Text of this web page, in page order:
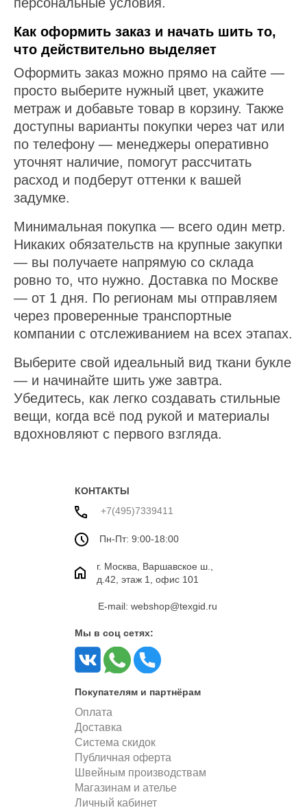
Как оформить заказ и начать шить то,
что действительно выделяет
Оформить заказ можно прямо на сайте —
просто выберите нужный цвет, укажите
метраж и добавьте товар в корзину. Также
доступны варианты покупки через чат или
по телефону — менеджеры оперативно
уточнят наличие, помогут рассчитать
расход и подберут оттенки к вашей
задумке.
Минимальная покупка — всего один метр.
Никаких обязательств на крупные закупки
— вы получаете напрямую со склада
ровно то, что нужно. Доставка по Москве
— от 1 дня. По регионам мы отправляем
через проверенные транспортные
компании с отслеживанием на всех этапах.
Выберите свой идеальный вид ткани букле
— и начинайте шить уже завтра.
Убедитесь, как легко создавать стильные
вещи, когда всё под рукой и материалы
вдохновляют с первого взгляда.
КОНТАКТЫ
+7(495)7339411
Пн-Пт: 9:00-18:00
г. Москва, Варшавское ш.,
д.42, этаж 1, офис 101
E-mail: webshop@texgid.ru
Мы в соц сетях:
Покупателям и партнёрам
Оплата
Доставка
Система скидок
Публичная оферта
Швейным производствам
Магазинам и ателье
Личный кабинет